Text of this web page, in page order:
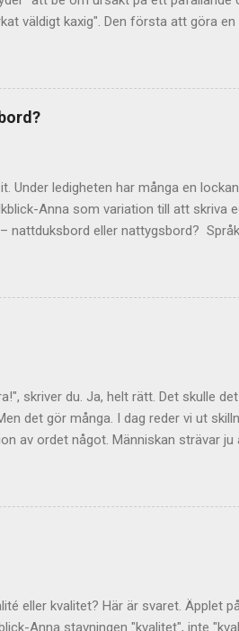
väldigt kaxig". Den första att göra
helt plötsligt om ursäkt. Strax
en hel pudel – lade sig på rygg och
sin idé. Man kan också göra en halv
hela tiden finner nya vägar allt
Under ledigheten har många en
Anna som variation till att skriva
nattduksbord eller nattygsbord?
ordet, härstammar från
sina toalettsaker i. Under 1700-
skriver du. Ja, helt rätt. Det skulle
det gör många. I dag reder vi ut
av ordet något. Människan strävar ju
"Jag hade äntligen nått fram till
nått. Varför skriver då så många
eller kvalitet? Här är svaret. Äpplet
Anna stavningen "kvalitet", inte